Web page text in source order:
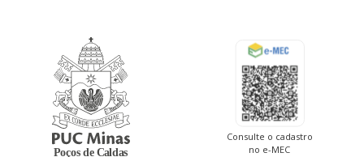
Consulte o cadastro
no e-MEC